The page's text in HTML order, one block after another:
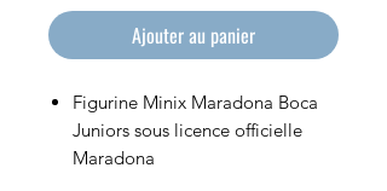
Ajouter au panier
Figurine Minix Maradona Boca
Juniors sous licence officielle
Maradona